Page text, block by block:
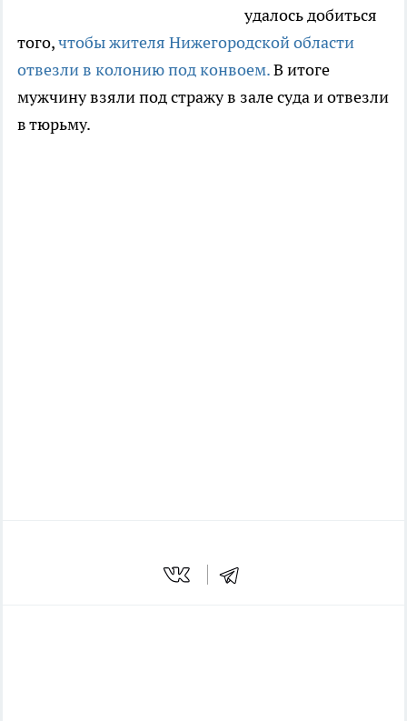
удалось добиться
того,чтобы жителя Нижегородской области
отвезли в колонию под конвоем.В итоге
мужчину взяли под стражу в зале суда и отвезли
в тюрьму.